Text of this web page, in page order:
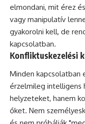
elmondani, mit érez
vagy manipulatív
gyakorolni kell, de
kapcsolatban.
Konfliktuskezelési
Minden kapcsolatban
érzelmileg intelligens
helyzeteket, hanem
őket. Nem